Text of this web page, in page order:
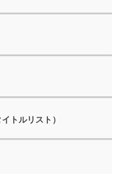
トルリスト）